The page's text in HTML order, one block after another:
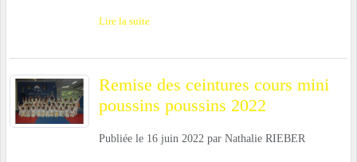
Lire la suite
Remise des ceintures cours mini
poussins poussins 2022
Publiée le 16 juin 2022 par Nathalie RIEBER